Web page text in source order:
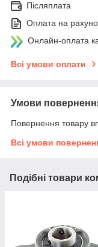
Післяплата
Оплата на
Онлайн-оплата
Всі умови оплати
Умови
Повернення товару
Всі умови
Подібні товари